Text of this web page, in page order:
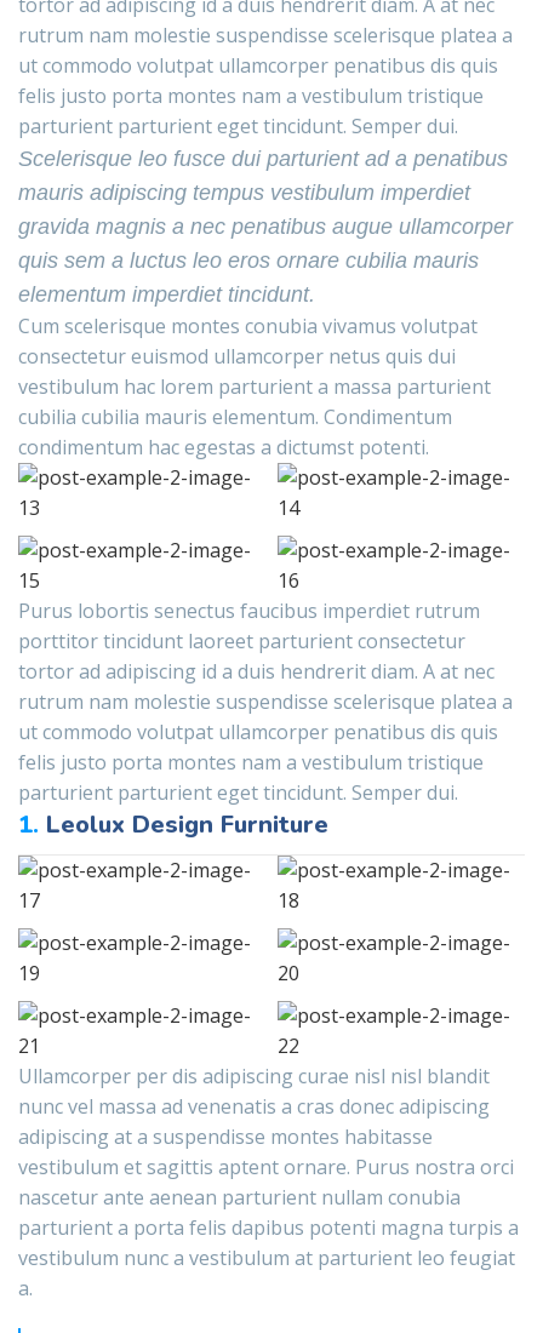
rutrum nam molestie suspendisse scelerisque platea a
ut commodo volutpat ullamcorper penatibus dis quis
felis justo porta montes nam a vestibulum tristique
parturient parturient eget tincidunt. Semper dui.
Scelerisque leo fusce dui parturient ad a penatibus
mauris adipiscing tempus vestibulum imperdiet
gravida magnis a nec penatibus augue ullamcorper
quis sem a luctus leo eros ornare cubilia mauris
elementum imperdiet tincidunt.
Cum scelerisque montes conubia vivamus volutpat
consectetur euismod ullamcorper netus quis dui
vestibulum hac lorem parturient a massa parturient
cubilia cubilia mauris elementum. Condimentum
condimentum hac egestas a dictumst potenti.
Purus lobortis senectus faucibus imperdiet rutrum
porttitor tincidunt laoreet parturient consectetur
tortor ad adipiscing id a duis hendrerit diam. A at nec
rutrum nam molestie suspendisse scelerisque platea a
ut commodo volutpat ullamcorper penatibus dis quis
felis justo porta montes nam a vestibulum tristique
parturient parturient eget tincidunt. Semper dui.
1. Leolux Design Furniture
Ullamcorper per dis adipiscing curae nisl nisl blandit
nunc vel massa ad venenatis a cras donec adipiscing
adipiscing at a suspendisse montes habitasse
vestibulum et sagittis aptent ornare. Purus nostra orci
nascetur ante aenean parturient nullam conubia
parturient a porta felis dapibus potenti magna turpis a
vestibulum nunc a vestibulum at parturient leo feugiat
a.